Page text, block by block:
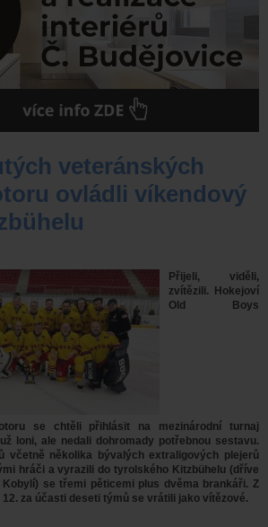
veteránských
ovládli víkendový
Přijeli, viděli,
zvítězili. Hokejoví
Old Boys
se chtěli přihlásit na mezinárodní turnaj
loni, ale nedali dohromady potřebnou sestavu.
včetně několika bývalých extraligových plejerů
hráči a vyrazili do tyrolského Kitzbühelu (dříve
se třemi pěticemi plus dvěma brankáři. Z
za účasti deseti týmů se vrátili jako vítězové.